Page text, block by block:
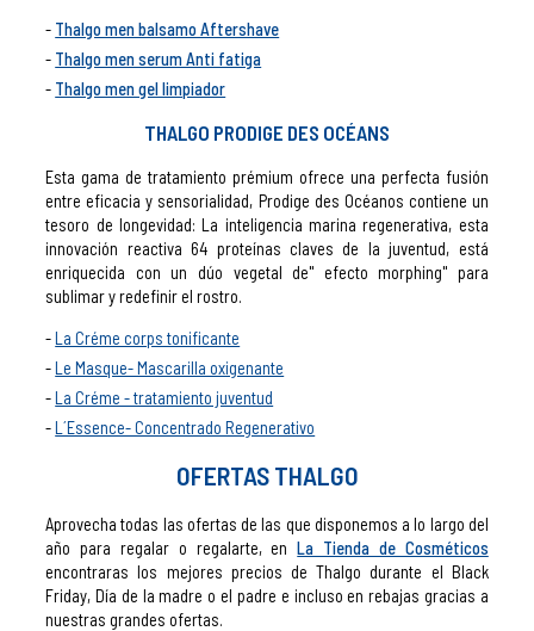
Thalgo men balsamo Aftershave
Thalgo men serum Anti fatiga
Thalgo men gel limpiador
THALGO PRODIGE DES OCÉANS
Esta gama de tratamiento prémium ofrece una perfecta fusión
entre eficacia y sensorialidad, Prodige des Océanos contiene un
tesoro de longevidad: La inteligencia marina regenerativa, esta
innovación reactiva 64 proteínas claves de la juventud, está
enriquecida con un dúo vegetal de" efecto morphing" para
sublimar y redefinir el rostro.
La Créme corps tonificante
Le Masque- Mascarilla oxigenante
La Créme - tratamiento juventud
L´Essence- Concentrado Regenerativo
OFERTAS THALGO
Aprovecha todas las ofertas de las que disponemos a lo largo del
año para regalar o regalarte, enLa Tienda de Cosméticos
encontraras los mejores precios de Thalgo durante el Black
Friday, Día de la madre o el padre e incluso en rebajas gracias a
nuestras grandes ofertas.